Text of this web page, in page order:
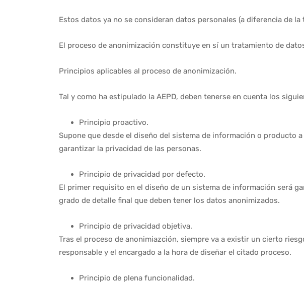
Estos datos ya no se consideran datos personales (a diferencia de
El proceso de anonimización constituye en sí un tratamiento de
Principios aplicables al proceso de anonimización.
Tal y como ha estipulado la AEPD, deben tenerse en cuenta los
Principio proactivo.
Supone que desde el diseño del sistema de información o producto
garantizar la privacidad de las personas.
Principio de privacidad por defecto.
El primer requisito en el diseño de un sistema de información será
grado de detalle final que deben tener los datos anonimizados.
Principio de privacidad objetiva.
Tras el proceso de anonimiazción, siempre va a existir un cierto
responsable y el encargado a la hora de diseñar el citado proceso.
Principio de plena funcionalidad.